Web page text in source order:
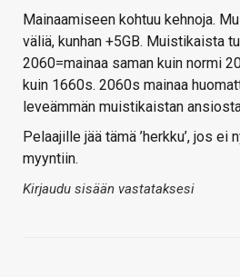
Mainaamiseen kohtuu kehnoja.
väliä, kunhan +5GB. Muistikaista
2060=mainaa saman kuin normi
kuin 1660s. 2060s mainaa
leveämmän muistikaistan
Pelaajille jää tämä ’herkku’, jos ei
myyntiin.
Kirjaudu sisään vastataksesi